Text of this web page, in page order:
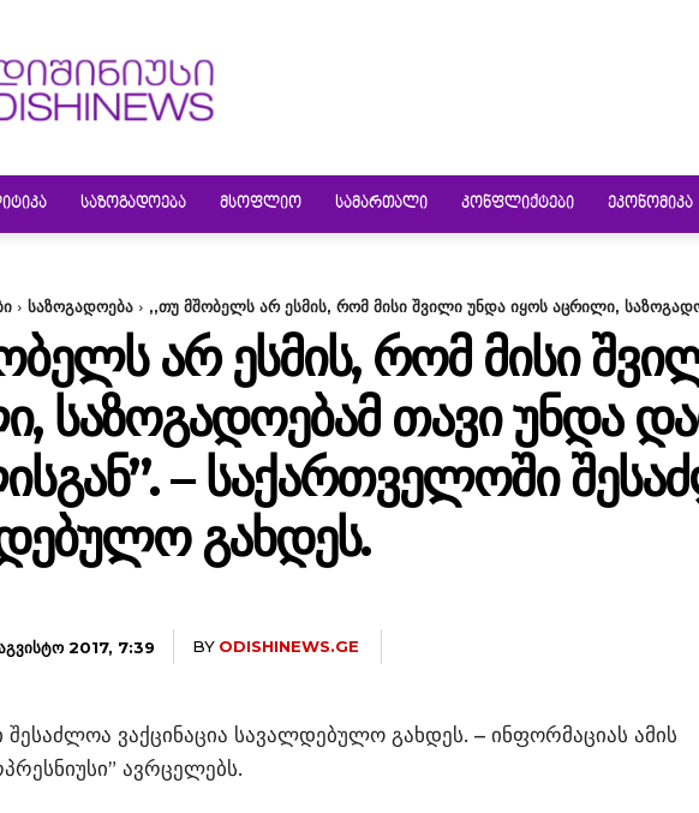
ᲡᲐᲖᲝᲒᲐᲓᲝᲔᲑᲐ ᲛᲡᲝᲤᲚᲘᲝ ᲡᲐᲛᲐᲠᲗᲐᲚᲘ ᲙᲝᲜᲤᲚᲘᲥᲢᲔᲑᲘ ᲔᲙᲝᲜᲝᲛᲘᲙᲐ
საზოგადოება ,,თუ მშობელს არ ესმის, რომ მისი შვილი უნდა იყოს აცრილი,
ᲐᲠ ᲔᲡᲛᲘᲡ, ᲠᲝᲛ ᲛᲘᲡᲘ
ᲡᲐᲖᲝᲒᲐᲓᲝᲔᲑᲐᲛ ᲗᲐᲕᲘ ᲣᲜᲓᲐ
– ᲡᲐᲥᲐᲠᲗᲕᲔᲚᲝᲨᲘ
ᲒᲐᲮᲓᲔᲡ.
2017, 7:39 BY ODISHINEWS.GE
ვაქცინაცია სავალდებულო გახდეს. – ინფორმაციას ამის
ავრცელებს.